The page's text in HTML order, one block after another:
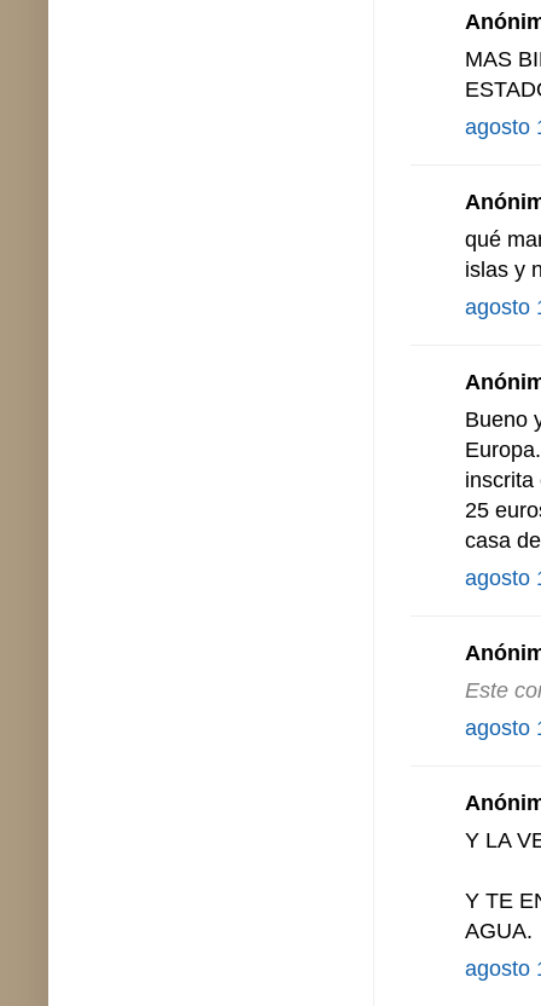
MAS
agosto
qué
islas y
agosto
Bueno
inscrita
25
casa
agosto
Este
agosto
Y LA
Y TE
AGUA.
agosto